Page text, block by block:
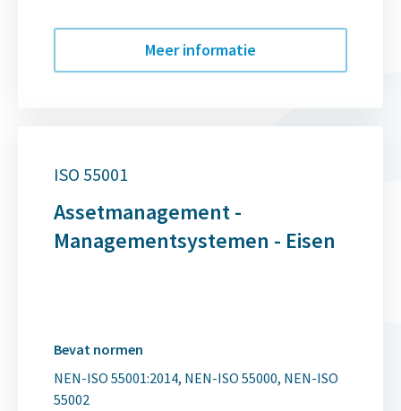
Meer informatie
ISO 55001
Assetmanagement -
Managementsystemen - Eisen
Bevat normen
NEN-ISO 55001:2014 NEN-ISO 55000 NEN-ISO
55002